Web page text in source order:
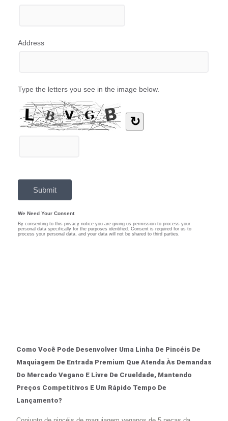
Como Você Pode Desenvolver Uma Linha De Pincéis De
Maquiagem De Entrada Premium Que Atenda Às Demandas
Do Mercado Vegano E Livre De Crueldade, Mantendo
Preços Competitivos E Um Rápido Tempo De
Lançamento?